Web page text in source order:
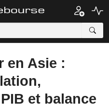
en Asie :
et balance